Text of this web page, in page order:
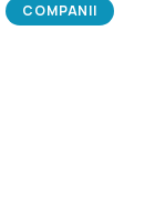
COMPANII